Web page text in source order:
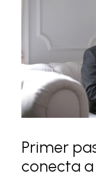
Primer
conecta